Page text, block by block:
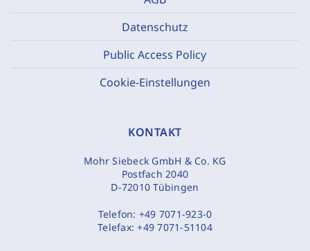
Datenschutz
Public Access Policy
Cookie-Einstellungen
KONTAKT
Mohr Siebeck GmbH & Co. KG
Postfach 2040
D-72010 Tübingen
Telefon: +49 7071-923-0
Telefax:+49 7071-51104